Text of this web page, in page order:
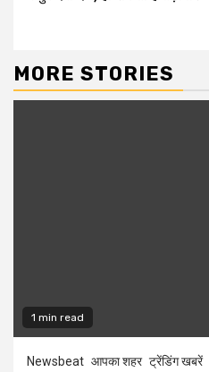
MORE STORIES
1 min read
Newsbeat आपका शहर ट्रेंडिंग खबरें